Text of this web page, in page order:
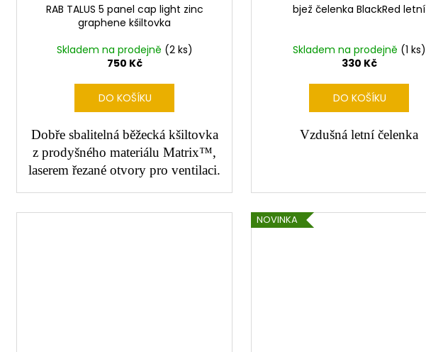
RAB TALUS 5 panel cap light zinc
graphene kšiltovka
Skladem na prodejně (2 ks)
750 Kč
DO KOŠÍKU
Dobře sbalitelná běžecká kšiltovka
z prodyšného materiálu Matrix™,
laserem řezané otvory pro ventilaci.
bjež čelenka BlackRed letní
Skladem na prodejně (1 ks)
330 Kč
DO KOŠÍKU
Vzdušná letní čelenka
NOVINKA